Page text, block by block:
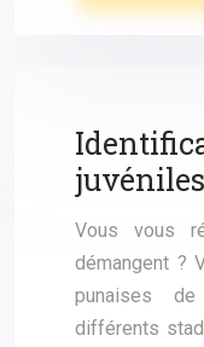
Vous vous
démangent ?
punaises
différents